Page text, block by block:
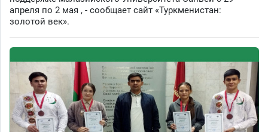
апреля по 2 мая , - сообщает сайт «Туркменистан:
золотой век».